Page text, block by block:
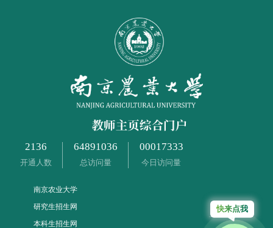
快来点我
2136
开通人数
64891036
总访问量
00017333
今日访问量
南京农业大学
研究生招生网
本科生招生网